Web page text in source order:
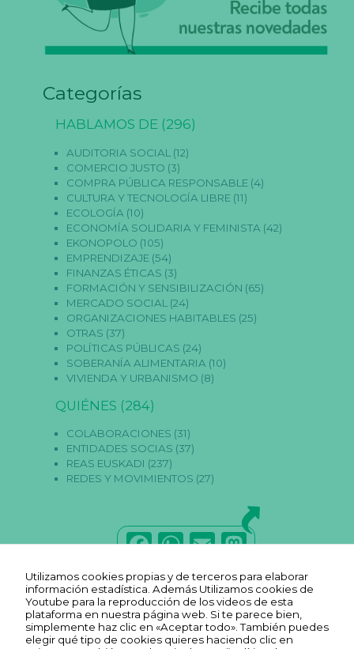
Categorías
HABLAMOS DE (296)
AUDITORIA SOCIAL (12)
COMERCIO JUSTO (3)
COMPRA PÚBLICA RESPONSABLE(4)
CULTURA Y TECNOLOGÍA LIBRE(11)
ECOLOGÍA (10)
ECONOMÍA SOLIDARIA Y FEMINISTA (42)
EKONOPOLO (105)
EMPRENDIZAJE(54)
FINANZAS ÉTICAS (3)
FORMACIÓN Y SENSIBILIZACIÓN (65)
MERCADO SOCIAL (24)
ORGANIZACIONES HABITABLES (25)
OTRAS (37)
POLÍTICAS PÚBLICAS (24)
SOBERANÍA ALIMENTARIA (10)
VIVIENDA Y URBANISMO (8)
QUIÉNES (284)
COLABORACIONES (31)
ENTIDADES SOCIAS (37)
REAS EUSKADI (237)
REDES Y MOVIMIENTOS (27)
F
a
c
e
W
h
a
ts
E
m
ai
l
M
a
st
o
Utilizamos cookies propias y de terceros para elaborar
información estadística. Además Utilizamos cookies de
Youtube para la reproducción de los videos de esta
plataforma en nuestra página web. Si te parece bien,
simplemente haz clic en «Aceptar todo». También puedes
elegir qué tipo de cookies quieres haciendo clic en
e
c
st
o
o
s
n
o
s
o